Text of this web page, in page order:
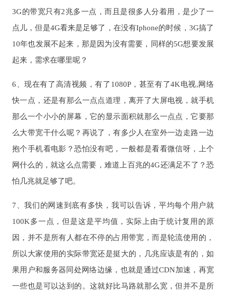
3G的带宽只有2兆多一点，而且是很多人分着用，是少了一
点儿，但是4G看来是足够了，在没有Iphone的时候，3G搞了
10年也发展不起来，那是因为没有需要，同样的5G想要发展
起来，需求在哪里呢？
6、现在有了高清视频，有了1080P，甚至有了4K电视,网络
快一点，还是有那么一点点道理，离开了大屏电视，就手机
那么一个小小的屏幕，它的显示面积就那么一点点，它要那
么大带宽干什么呢？再说了，有多少人在室外一边走路一边
抱个手机看电影？恐怕没有吧，一般都是看看微信呀，上个
网什么的，就这么点需要，难道上百兆的4G还满足不了？恐
怕几兆就足够了吧。
7、我们的网速到底有多快，我可以告诉，平均每个用户就
100K多一点，但是这是平均值，实际上由于统计复用的原
因，并不是所有人都在不停的占用带宽，而是轮流使用的，
所以大家使用的实际带宽还是挺大的，几兆应该是有的，如
果用户和服务器同处网络边缘，也就是通过CDN加速，再宽
一些也是可以达到的。这就好比马路就那么宽，但并不是所